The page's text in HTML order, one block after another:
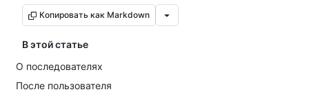
Копировать как Markdown
В этой статье
О последователях
После пользователя